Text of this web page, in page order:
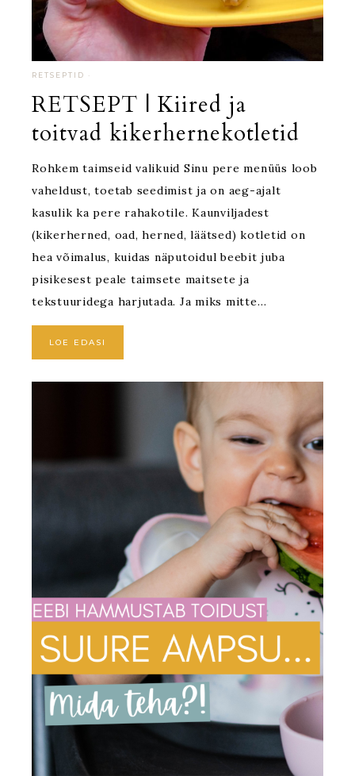
RETSEPTID ·
RETSEPT | Kiired ja
toitvad kikerhernekotletid
Rohkem taimseid valikuid Sinu pere menüüs loob
vaheldust, toetab seedimist ja on aeg-ajalt
kasulik ka pere rahakotile. Kaunviljadest
(kikerherned, oad, herned, läätsed) kotletid on
hea võimalus, kuidas näputoidul beebit juba
pisikesest peale taimsete maitsete ja
tekstuuridega harjutada. Ja miks mitte…
LOE EDASI